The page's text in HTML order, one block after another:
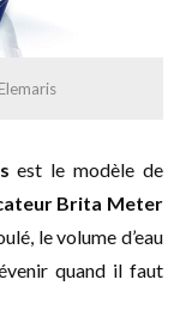
est le modèle de
Brita Meter
le volume d’eau
quand il faut